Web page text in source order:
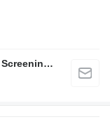
FABO Mobile & Stationary Crushing and Screening Plants | Concrete Batching Plants Manufacturer